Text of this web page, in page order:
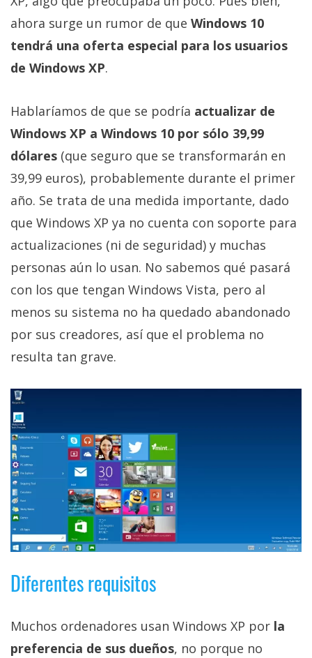
Sorteos
Foros
Contacto
/
Sobre
nosotros
/
/
Cambiar
opciones
de
privacidad
/
Aviso
Legal
digital donde
encontrarás
todas las
noticias sobre
tecnología,
móviles,
ordenadores,
apps,
informática,
videojuegos,
comparativas,
trucos y
tutoriales.
El Grupo
Informático
2026.Algunos
derechos
reservados.
ahora surge un rumor de que Windows 10
tendrá una oferta especial para los usuarios
de Windows XP.
Hablaríamos de que se podría actualizar de
Windows XP a Windows 10 por sólo 39,99
dólares (que seguro que se transformarán en
39,99 euros), probablemente durante el primer
año. Se trata de una medida importante, dado
que Windows XP ya no cuenta con soporte para
actualizaciones (ni de seguridad) y muchas
personas aún lo usan. No sabemos qué pasará
con los que tengan Windows Vista, pero al
menos su sistema no ha quedado abandonado
por sus creadores, así que el problema no
resulta tan grave.
Diferentes requisitos
Muchos ordenadores usan Windows XP por la
preferencia de sus dueños, no porque no